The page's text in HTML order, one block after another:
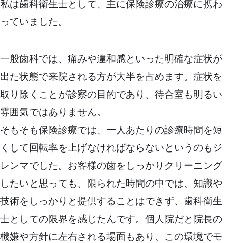
私は歯科衛生士として、主に保険診療の治療に携わ
っていました。
一般歯科では、痛みや違和感といった明確な症状が
出た状態で来院される方が大半を占めます。症状を
取り除くことが診察の目的であり、待合室も明るい
雰囲気ではありません。
そもそも保険診療では、一人あたりの診療時間を短
くして回転率を上げなければならないというのもジ
レンマでした。お客様の歯をしっかりクリーニング
したいと思っても、限られた時間の中では、知識や
技術をしっかりと提供することはできず、歯科衛生
士としての限界を感じたんです。個人院だと院長の
機嫌や方針に左右される場面もあり、この環境でモ